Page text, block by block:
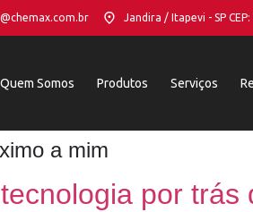
Jandira / Itapevi - SP
Quem Somos Produtos Serviços
a mim
por trás